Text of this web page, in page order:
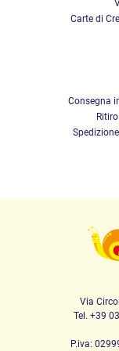
Carte di
Consegna
Via
Tel. +39
P.iva: